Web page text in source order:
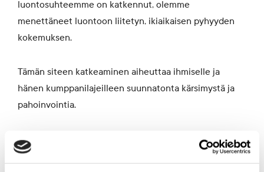
luontosuhteemme on katkennut, olemme
menettäneet luontoon liitetyn, ikiaikaisen pyhyyden
kokemuksen.
Tämän siteen katkeaminen aiheuttaa ihmiselle ja
hänen kumppanilajeilleen suunnatonta kärsimystä ja
pahoinvointia.
Kun pysähdymme tutkimaan planeettamme syväaikaa,
kaiken elävän – orgaanisen ja epäorgaanisen – intiimi